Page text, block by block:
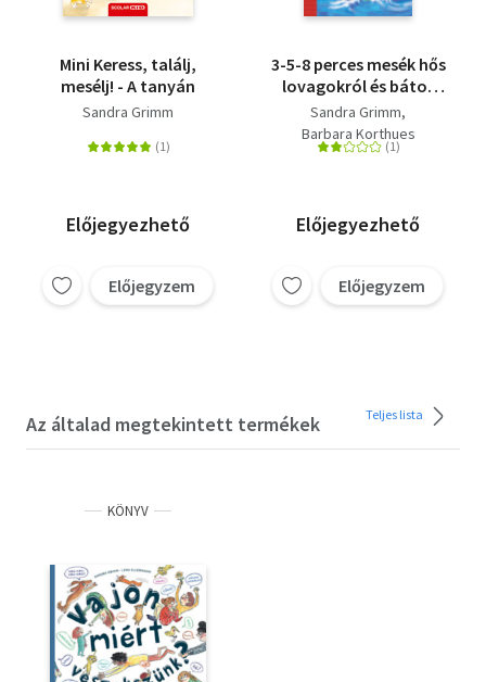
Mini Keress, találj,
mesélj! - A tanyán
Sandra Grimm
Előjegyezhető
Előjegyzem
3-5-8 perces mesék hős
lovagokról és bátor
kalózlányokról
Sandra Grimm
Barbara Korthues
Előjegyezhető
Előjegyzem
Az általad megtekintett termékek Teljes lista
KÖNYV